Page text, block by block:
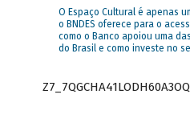
O Espaço Cultural é apenas
o BNDES oferece para o
como o Banco apoiou uma
do Brasil e como investe no